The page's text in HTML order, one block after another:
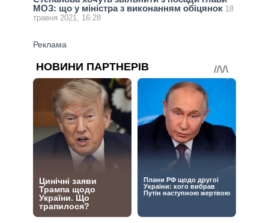
МОЗ: що у міністра з виконанням обіцянок 18
травня 2021, 16:28